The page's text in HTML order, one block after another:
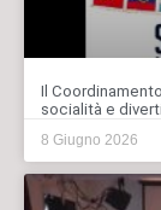
Il
socialità e
8 Giugno 2026